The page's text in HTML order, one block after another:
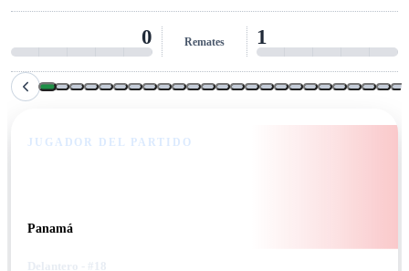
JUGADOR DEL PARTIDO
Panamá
Delantero - #18
0 Remates 1